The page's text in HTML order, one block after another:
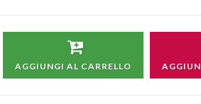
AGGIUNGI AL CARRELLO